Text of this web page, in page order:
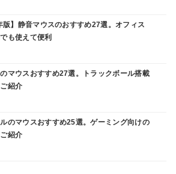
版】静音マウスのおすすめ27選。オフィス
も使えて便利
マウスおすすめ27選。トラックボール搭載
紹介
のマウスおすすめ25選。ゲーミング向けの
紹介